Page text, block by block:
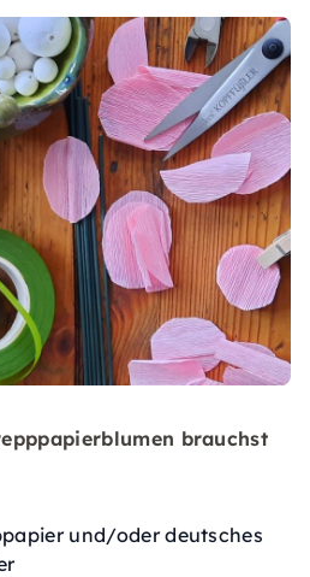
brauchst
und/oder deutsches